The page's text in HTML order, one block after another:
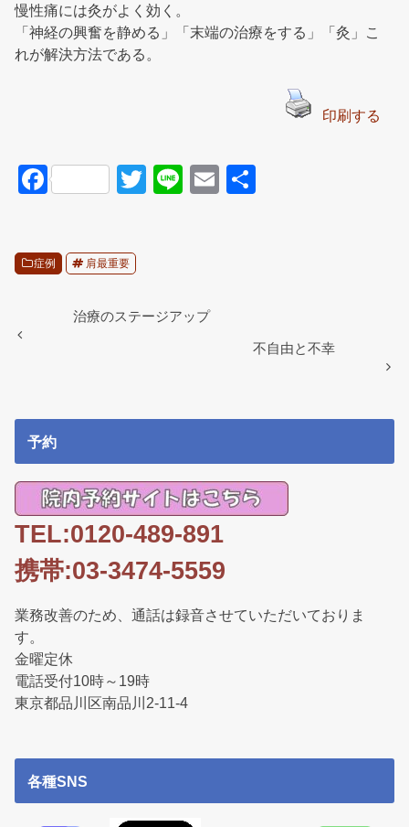
慢性痛には灸がよく効く。
「神経の興奮を静める」「末端の治療をする」「灸」こ
れが解決方法である。
印刷する
F
e
T
Li
E
症例 肩最重要
治療のステージアップ
不自由と不幸
予約
TEL:0120-489-891
携帯:03-3474-5559
業務改善のため、通話は録音させていただいておりま
す。
金曜定休
電話受付10時～19時
東京都品川区南品川2-11-4
各種SNS